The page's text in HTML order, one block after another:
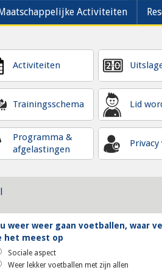
Activiteiten
Activiteiten
Trainingsschema
Programma &
afgelastingen
Lid
weer weer gaan voetballen, waar
het meest op
Sociale aspect
Weer lekker voetballen met zijn allen